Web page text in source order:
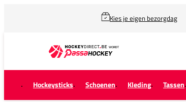
Kies je eigen bezorgdag
Hockeysticks Schoenen Kleding Tassen